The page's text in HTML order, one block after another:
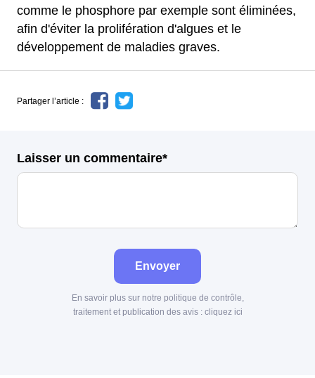
comme le phosphore par exemple sont éliminées,
afin d'éviter la prolifération d'algues et le
développement de maladies graves.
Partager l’article :
Laisser un commentaire*
Envoyer
En savoir plus sur notre politique de contrôle,
traitement et publication des avis : cliquez ici